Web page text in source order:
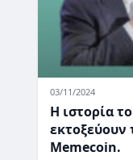
03/11/2024
Η ιστορία
εκτοξεύουν
Memecoin.